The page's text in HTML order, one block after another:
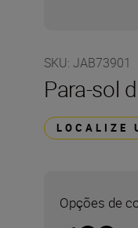
SKU: JAB73901
Para-sol
LOCALIZE
Opções de